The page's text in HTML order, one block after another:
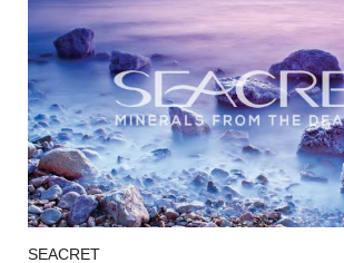
SEACRET